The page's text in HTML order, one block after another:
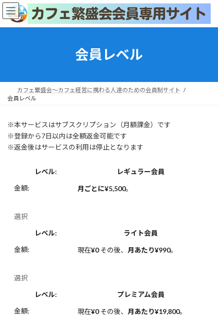
コ
ン
ッ
ナ
ビ
移
会員レベル
カフェ繁盛会～カフェ経営に携わる人達のための会員制サイト
会員レベル
※本サービスはサブスクリプション（月額課金）です
※登録から7日以内は全額返金可能です
※返金後はサービスの利用は停止となります
レギュラー会員
月ごとに¥5,500。
選択
ライト会員
現在¥0その後、 月あたり¥990。
選択
プレミアム会員
現在¥0その後、 月あたり¥19,800。